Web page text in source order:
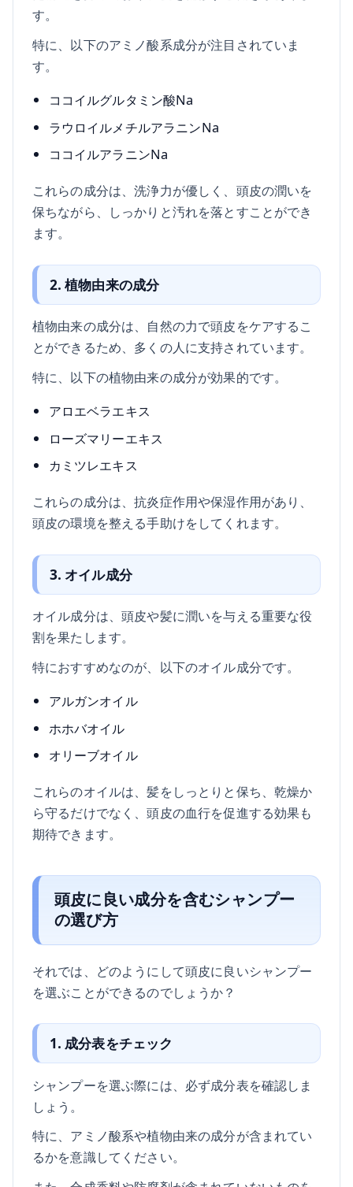
す。
特に、以下のアミノ酸系成分が注目されていま
す。
ココイルグルタミン酸Na
ラウロイルメチルアラニンNa
ココイルアラニンNa
これらの成分は、洗浄力が優しく、頭皮の潤いを
保ちながら、しっかりと汚れを落とすことができ
ます。
2. 植物由来の成分
植物由来の成分は、自然の力で頭皮をケアするこ
とができるため、多くの人に支持されています。
特に、以下の植物由来の成分が効果的です。
アロエベラエキス
ローズマリーエキス
カミツレエキス
これらの成分は、抗炎症作用や保湿作用があり、
頭皮の環境を整える手助けをしてくれます。
3. オイル成分
オイル成分は、頭皮や髪に潤いを与える重要な役
割を果たします。
特におすすめなのが、以下のオイル成分です。
アルガンオイル
ホホバオイル
オリーブオイル
これらのオイルは、髪をしっとりと保ち、乾燥か
ら守るだけでなく、頭皮の血行を促進する効果も
期待できます。
頭皮に良い成分を含むシャンプー
の選び方
それでは、どのようにして頭皮に良いシャンプー
を選ぶことができるのでしょうか？
1. 成分表をチェック
シャンプーを選ぶ際には、必ず成分表を確認しま
しょう。
特に、アミノ酸系や植物由来の成分が含まれてい
るかを意識してください。